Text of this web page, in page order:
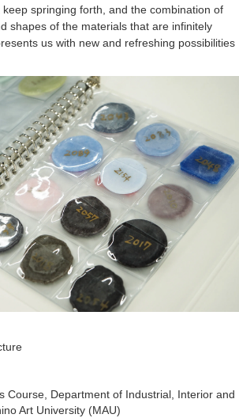
springing forth, and the combination of
shapes of the materials that are infinitely
us with new and refreshing possibilities
Course, Department of Industrial, Interior and
Art University (MAU)